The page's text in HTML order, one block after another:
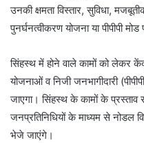
उनकी क्षमता विस्तार, सुविधा,
पुनर्घनत्वीकरण योजना या पीपीपी
सिंहस्थ में होने वाले कामों को लेकर
योजनाओं व निजी जनभागीदारी
जाएगा। सिंहस्थ के कामों के प्रस्ताव
जनप्रतिनिधियों के माध्यम से नोडल
भेजे जाएंगे।